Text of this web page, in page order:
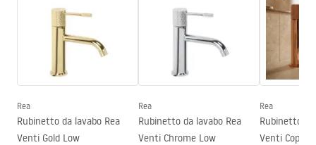
Materiale
Ottone
Gamma beccuccio
mm
Tecnologia del rivestimento
PVD
Diametro di connessione
Garanzia
5 anni
Istruzioni di montaggio
faucet.pdf
Informazioni sulla sicurezza
Rea
Rubinetto da lavabo Rea
Venti Gold Low
Rea
Rubinetto da lavabo Rea
Venti Chrome Low
Rea
Rubinetto
Venti Copper